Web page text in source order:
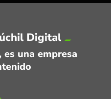
Digital
una empresa